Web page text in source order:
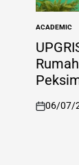
POSTED
IN
ACADEMIC
on
06/07/